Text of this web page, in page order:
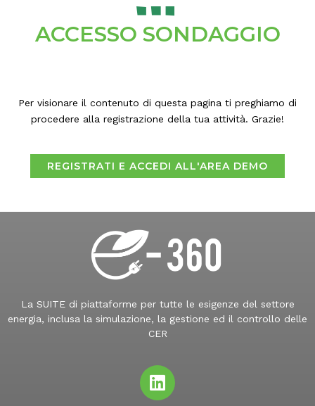
ACCESSO SONDAGGIO
Per visionare il contenuto di questa pagina ti preghiamo di
procedere alla registrazione della tua attività. Grazie!
REGISTRATI E ACCEDI ALL'AREA DEMO
La SUITE di piattaforme per tutte le esigenze del settore
energia, inclusa la simulazione, la gestione ed il controllo delle
CER